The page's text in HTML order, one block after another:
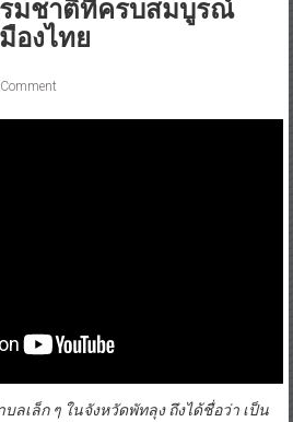
มชาติที่ครบสมบูรณ์
องไทย
บลเล็ก ๆ ในจังหวัดพัทลุงถึงได้ชื่อว่า เป็น